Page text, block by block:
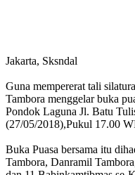
Jakarta, Sksndal
Guna mempererat tali
Tambora menggelar buka
Pondok Laguna Jl. Batu
(27/05/2018),Pukul 17.00
Buka Puasa bersama itu
Tambora, Danramil